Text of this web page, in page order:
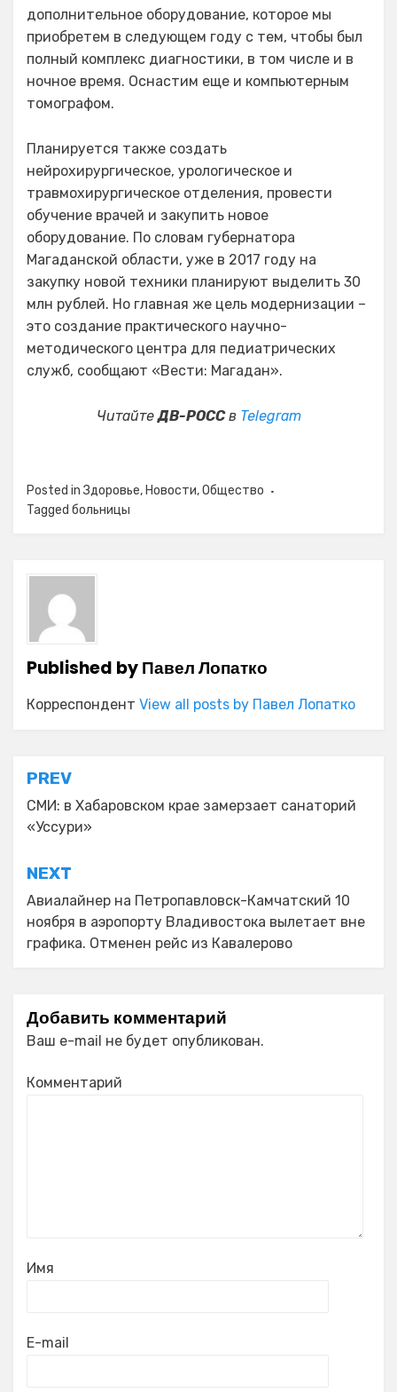
дополнительное оборудование, которое мы
приобретем в следующем году с тем, чтобы был
полный комплекс диагностики, в том числе и в
ночное время. Оснастим еще и компьютерным
томографом.
Планируется также создать
нейрохирургическое, урологическое и
травмохирургическое отделения, провести
обучение врачей и закупить новое
оборудование. По словам губернатора
Магаданской области, уже в 2017 году на
закупку новой техники планируют выделить 30
млн рублей. Но главная же цель модернизации –
это создание практического научно-
методического центра для педиатрических
служб, сообщают «Вести: Магадан».
ЧитайтеДВ-РОССв Telegram
Posted inЗдоровье, Новости,Общество
Tagged больницы
Published byПавел Лопатко
Корреспондент View all posts by Павел Лопатко
Навигация
по
записям
PREV
СМИ: в Хабаровском крае замерзает санаторий
«Уссури»
NEXT
Авиалайнер на Петропавловск-Камчатский 10
ноября в аэропорту Владивостока вылетает вне
графика. Отменен рейс из Кавалерово
Добавить комментарий
Ваш e-mail не будет опубликован.
Комментарий
Имя
E-mail